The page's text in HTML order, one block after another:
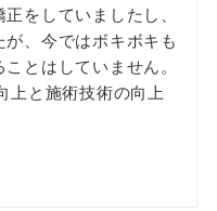
をしていましたし、
、今ではボキボキも
とはしていません。
上と施術技術の向上